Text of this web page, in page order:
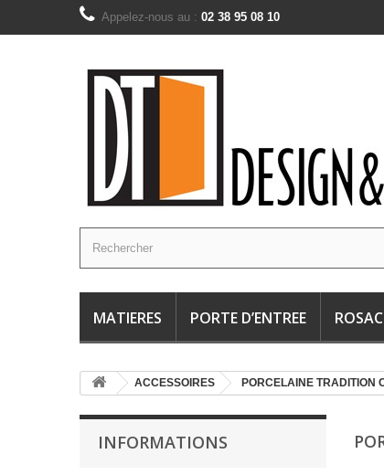
Appelez-nous au : 02 38 95 08 10
MATIERES PORTE D’ENTREE
ACCESSOIRES PORCELAINE TRADITION
INFORMATIONS